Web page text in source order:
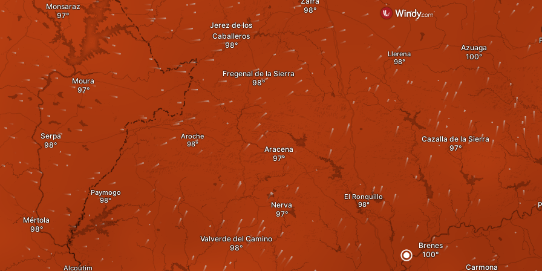
Brenes
Carmona
Llerena
Azuaga
Cazalla de la Sierra
El Ronquillo
Valverde del Camino
Nerva
Fregenal de la Sierra
Aroche
Aracena
Alcoutim
Mértola
Jerez de los
Caballeros
Moura
Paymogo
Serpa
Monsaraz